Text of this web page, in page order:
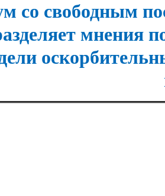
со свободным
мнения